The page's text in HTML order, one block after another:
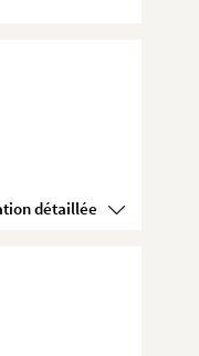
Voir la présentation détaillée